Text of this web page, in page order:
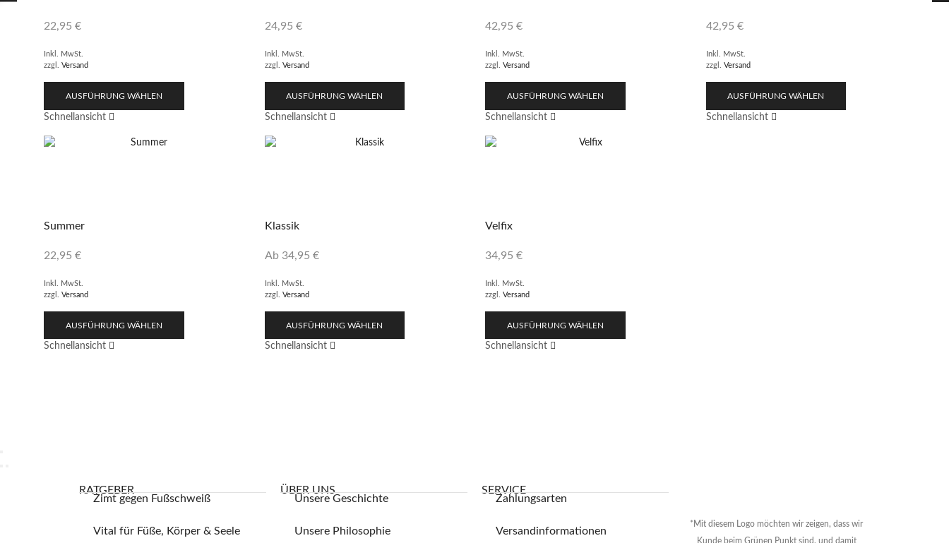
22,95 €
Inkl. MwSt.
zzgl. Versand
AUSFÜHRUNG WÄHLEN
Schnellansicht
24,95 €
Inkl. MwSt.
zzgl. Versand
AUSFÜHRUNG WÄHLEN
Schnellansicht
42,95 €
Inkl. MwSt.
zzgl. Versand
AUSFÜHRUNG WÄHLEN
Schnellansicht
42,95 €
Inkl. MwSt.
zzgl. Versand
AUSFÜHRUNG WÄHLEN
Schnellansicht
Summer
22,95 €
Inkl. MwSt.
zzgl. Versand
AUSFÜHRUNG WÄHLEN
Schnellansicht
Klassik
Ab 34,95 €
Inkl. MwSt.
zzgl. Versand
AUSFÜHRUNG WÄHLEN
Schnellansicht
Velfix
34,95 €
Inkl. MwSt.
zzgl. Versand
AUSFÜHRUNG WÄHLEN
Schnellansicht
RATGEBER
Zimt gegen Fußschweiß
Vital für Füße, Körper & Seele
ÜBER UNS
Unsere Geschichte
Unsere Philosophie
SERVICE
Zahlungsarten
Versandinformationen
*Mit diesem Logo möchten wir zeigen, dass wir
Kunde beim Grünen Punkt sind, und damit